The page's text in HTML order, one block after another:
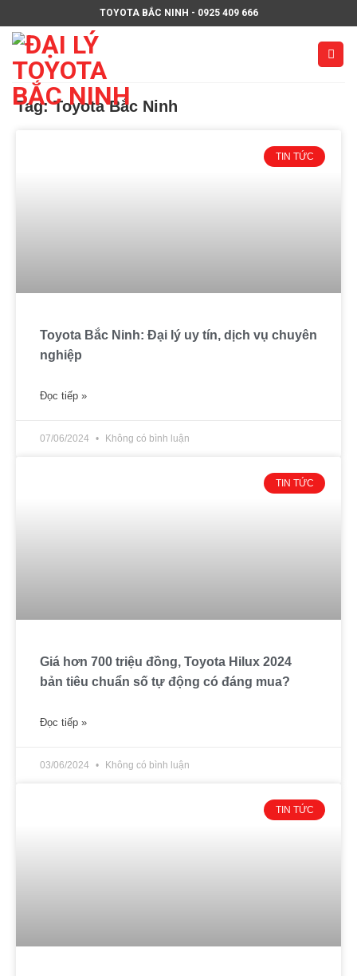
TOYOTA BẮC NINH - 0925 409 666
Tag: Toyota Bắc Ninh
TIN TỨC
Toyota Bắc Ninh: Đại lý uy tín, dịch vụ chuyên
nghiệp
Đọc tiếp »
07/06/2024 Không có bình luận
TIN TỨC
Giá hơn 700 triệu đồng, Toyota Hilux 2024
bản tiêu chuẩn số tự động có đáng mua?
Đọc tiếp »
03/06/2024 Không có bình luận
TIN TỨC